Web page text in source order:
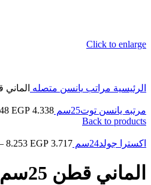
Click to enlarge
الرئيسية مراتب يانسن متصله الماني
مرتبه يانسن توت25سم 4.338
EGP
Back to products
اكسترا جولد24سم 3.717
8.253 EGP
الماني قطن 25سم